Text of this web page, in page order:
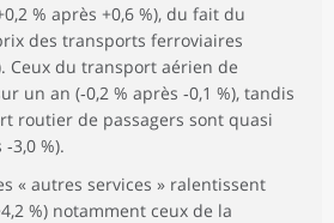
% après +0,6 %), du fait du
des transports ferroviaires
Ceux du transport aérien de
un an (‑0,2 % après ‑0,1 %), tandis
routier de passagers sont quasi
%).
« autres services » ralentissent
%) notamment ceux de la